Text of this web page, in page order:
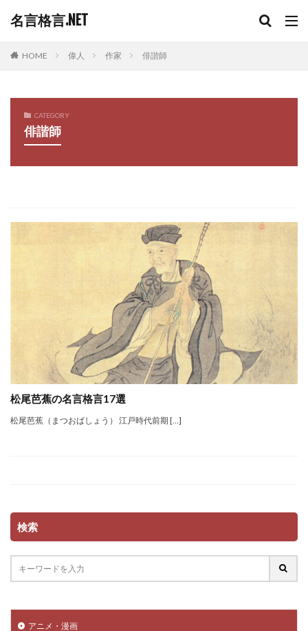
名言格言.NET
HOME 偉人 作家 俳諧師
CATEGORY
俳諧師
松尾芭蕉の名言格言17選
松尾芭蕉（まつおばしょう） 江戸時代前期 […]
検索
アニメ・漫画